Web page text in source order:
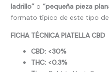
ladrillo”o “pequeña pieza
formato típico de este tipo de
FICHA TÉCNICA PIATELLA CBD
CBD: <30%
THC: <0.3%